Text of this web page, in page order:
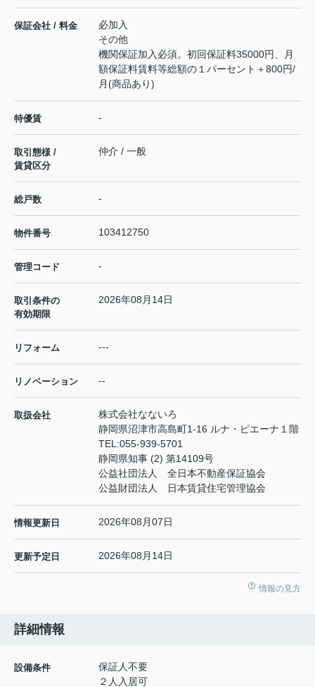
保証会社 / 料金
必加入
その他
機関保証加入必須。初回保証料35000円、月
額保証料賃料等総額の１パーセント＋800円/
月(商品あり)
特優賃 -
取引態様 /
賃貸区分
仲介 / 一般
総戸数 -
物件番号 103412750
管理コード -
取引条件の
有効期限
2026年08月14日
リフォーム ---
リノベーション --
取扱会社
株式会社なないろ
静岡県沼津市高島町1-16 ルナ・ピエーナ１階
TEL:055-939-5701
静岡県知事 (2) 第14109号
公益社団法人 全日本不動産保証協会
公益財団法人 日本賃貸住宅管理協会
情報更新日 2026年08月07日
更新予定日 2026年08月14日
情報の見方
詳細情報
設備条件
保証人不要
２人入居可